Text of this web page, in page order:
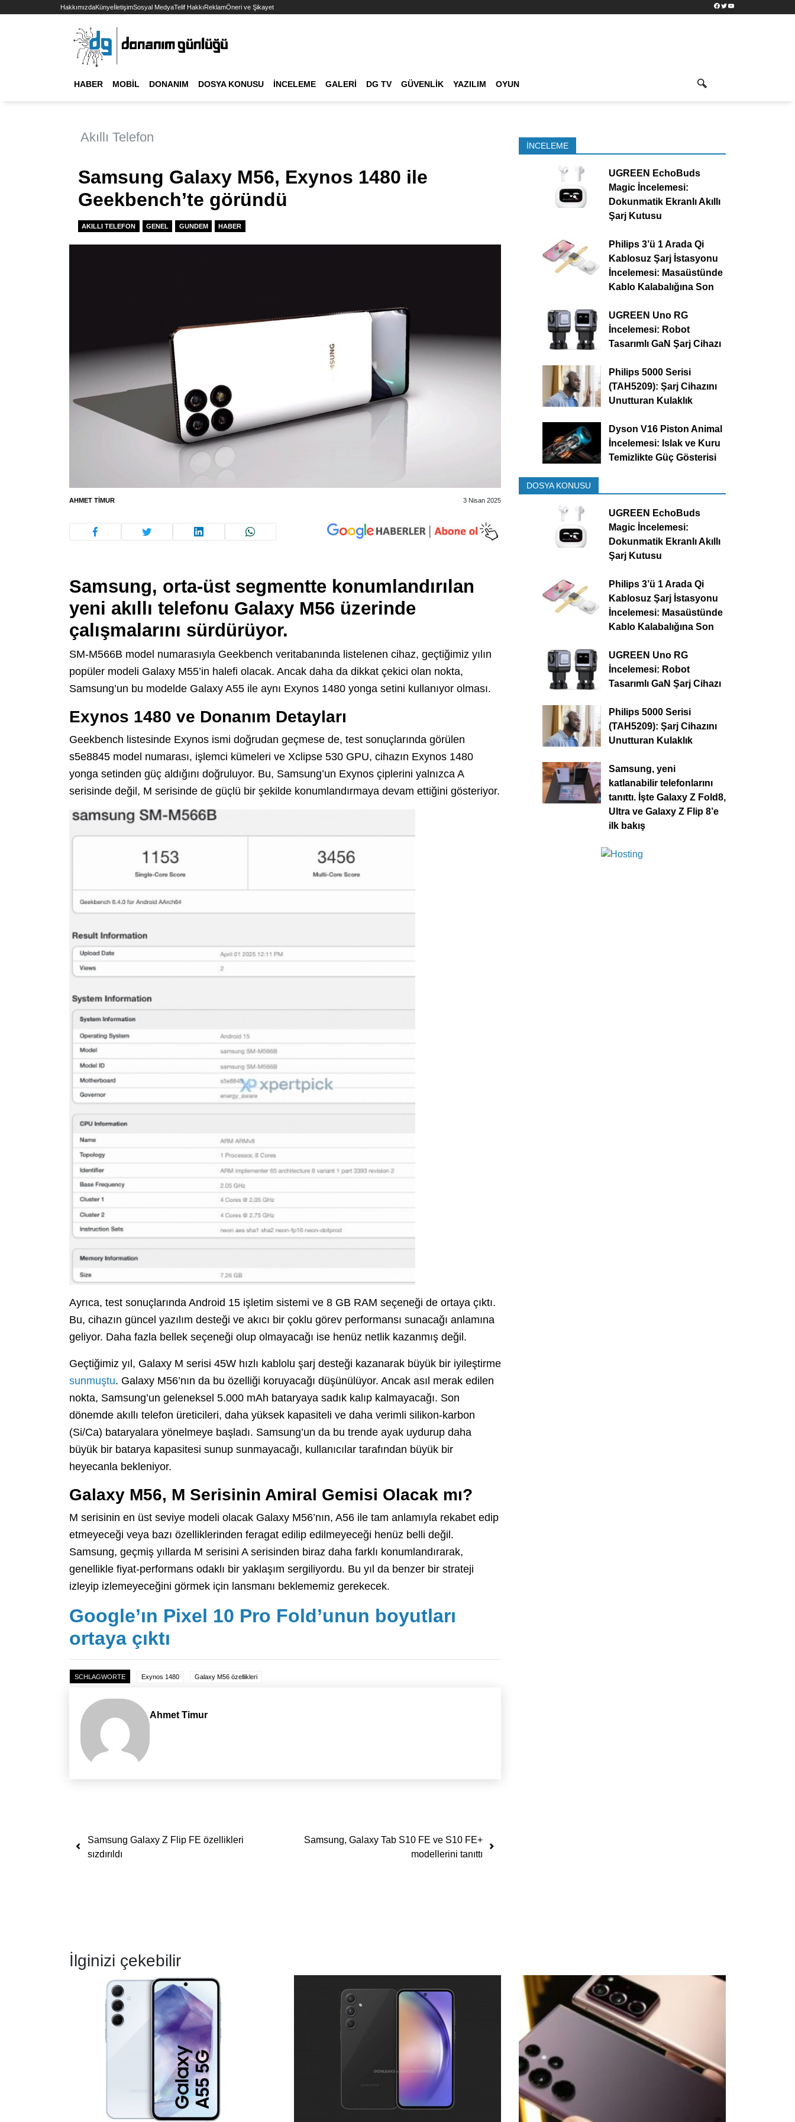
HakkımızdaKünyeİletişimSosyal MedyaTelif HakkıReklamÖneri ve Şikayet Facebook
TwitterYouTube
HABER MOBIL DONANIM DOSYA KONUSU İNCELEME GALERI DG TV GÜVENLIK YAZILIM OYUN
Akıllı Telefon
Samsung Galaxy M56, Exynos 1480 ile
Geekbench’te göründü
AKILLI TELEFON GENEL GUNDEM HABER
AHMET TIMUR 3 Nisan 2025
Samsung, orta-üst segmentte konumlandırılan
yeni akıllı telefonu Galaxy M56 üzerinde
çalışmalarını sürdürüyor.
SM-M566B model numarasıyla Geekbench veritabanında listelenen cihaz, geçtiğimiz yılın
popüler modeli Galaxy M55’in halefi olacak. Ancak daha da dikkat çekici olan nokta,
Samsung’un bu modelde Galaxy A55 ile aynı Exynos 1480 yonga setini kullanıyor olması.
Exynos 1480 ve Donanım Detayları
Geekbench listesinde Exynos ismi doğrudan geçmese de, test sonuçlarında görülen
s5e8845 model numarası, işlemci kümeleri ve Xclipse 530 GPU, cihazın Exynos 1480
yonga setinden güç aldığını doğruluyor. Bu, Samsung’un Exynos çiplerini yalnızca A
serisinde değil, M serisinde de güçlü bir şekilde konumlandırmaya devam ettiğini gösteriyor.
Ayrıca, test sonuçlarında Android 15 işletim sistemi ve 8 GB RAM seçeneği de ortaya çıktı.
Bu, cihazın güncel yazılım desteği ve akıcı bir çoklu görev performansı sunacağı anlamına
geliyor. Daha fazla bellek seçeneği olup olmayacağı ise henüz netlik kazanmış değil.
Geçtiğimiz yıl, Galaxy M serisi 45W hızlı kablolu şarj desteği kazanarak büyük bir iyileştirme
sunmuştu. Galaxy M56’nın da bu özelliği koruyacağı düşünülüyor. Ancak asıl merak edilen
nokta, Samsung’un geleneksel 5.000 mAh bataryaya sadık kalıp kalmayacağı. Son
dönemde akıllı telefon üreticileri, daha yüksek kapasiteli ve daha verimli silikon-karbon
(Si/Ca) bataryalara yönelmeye başladı. Samsung’un da bu trende ayak uydurup daha
büyük bir batarya kapasitesi sunup sunmayacağı, kullanıcılar tarafından büyük bir
heyecanla bekleniyor.
Galaxy M56, M Serisinin Amiral Gemisi Olacak mı?
M serisinin en üst seviye modeli olacak Galaxy M56’nın, A56 ile tam anlamıyla rekabet edip
etmeyeceği veya bazı özelliklerinden feragat edilip edilmeyeceği henüz belli değil.
Samsung, geçmiş yıllarda M serisini A serisinden biraz daha farklı konumlandırarak,
genellikle fiyat-performans odaklı bir yaklaşım sergiliyordu. Bu yıl da benzer bir strateji
izleyip izlemeyeceğini görmek için lansmanı beklememiz gerekecek.
Google’ın Pixel 10 Pro Fold’unun boyutları
ortaya çıktı
SCHLAGWORTE Exynos 1480 Galaxy M56 özellikleri
Ahmet Timur
Yazı dolaşımı
Samsung Galaxy Z Flip FE özellikleri
sızdırıldı
Samsung, Galaxy Tab S10 FE ve S10 FE+
modellerini tanıttı
İNCELEME
UGREEN EchoBuds
Magic İncelemesi:
Dokunmatik Ekranlı Akıllı
Şarj Kutusu
Philips 3’ü 1 Arada Qi
Kablosuz Şarj İstasyonu
İncelemesi: Masaüstünde
Kablo Kalabalığına Son
UGREEN Uno RG
İncelemesi: Robot
Tasarımlı GaN Şarj Cihazı
Philips 5000 Serisi
(TAH5209): Şarj Cihazını
Unutturan Kulaklık
Dyson V16 Piston Animal
İncelemesi: Islak ve Kuru
Temizlikte Güç Gösterisi
DOSYA KONUSU
UGREEN EchoBuds
Magic İncelemesi:
Dokunmatik Ekranlı Akıllı
Şarj Kutusu
Philips 3’ü 1 Arada Qi
Kablosuz Şarj İstasyonu
İncelemesi: Masaüstünde
Kablo Kalabalığına Son
UGREEN Uno RG
İncelemesi: Robot
Tasarımlı GaN Şarj Cihazı
Philips 5000 Serisi
(TAH5209): Şarj Cihazını
Unutturan Kulaklık
Samsung, yeni
katlanabilir telefonlarını
tanıttı. İşte Galaxy Z Fold8,
Ultra ve Galaxy Z Flip 8’e
ilk bakış
İlginizi çekebilir